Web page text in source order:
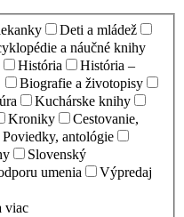
Deti a mládež
a náučné knihy
História
História –
Biografie a životopisy
Kuchárske knihy
Kroniky
Cestovanie,
Poviedky, antológie
Slovenský
umenia
Výpredaj
viac